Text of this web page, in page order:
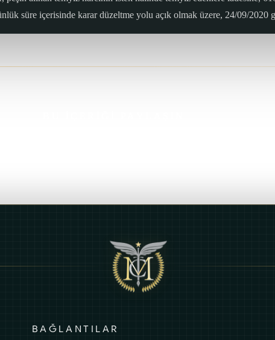
süre içerisinde karar düzeltme yolu açık olmak üzere, 24/09/
BAĞLANTILAR